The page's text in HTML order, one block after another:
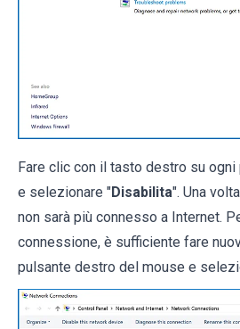
Fare clic con il tasto destro su
e selezionare "Disabilita". Una
non sarà più connesso a Internet.
connessione, è sufficiente fare
pulsante destro del mouse e